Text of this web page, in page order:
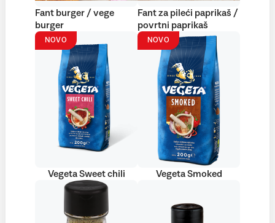
Fant burger / vege
burger
Fant za pileći paprikaš /
povrtni paprikaš
NOVO
Vegeta Sweet chili
NOVO
Vegeta Smoked